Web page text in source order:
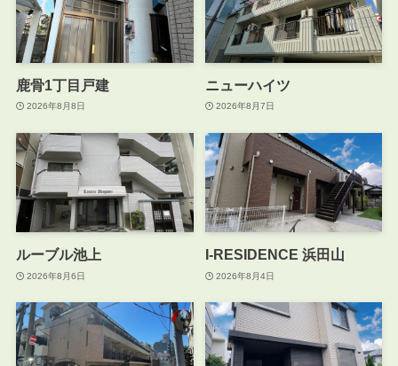
鹿骨1丁目戸建
2026年8月8日
ニューハイツ
2026年8月7日
ルーブル池上
2026年8月6日
I-RESIDENCE 浜田山
2026年8月4日